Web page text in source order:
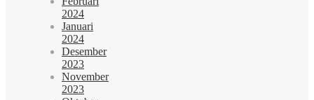
2024
Januari
2024
Desember
2023
November
2023